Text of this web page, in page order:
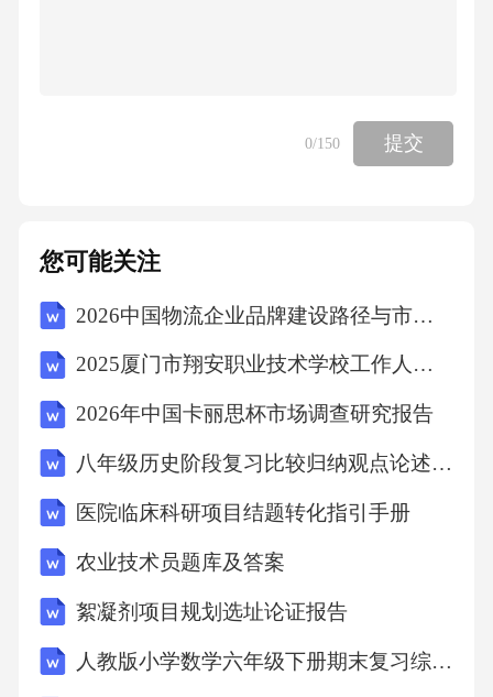
0/150 提交
您可能关注
2026中国物流企业品牌建设路径与市场营销策略报告
2025厦门市翔安职业技术学校工作人员招聘考试试题
2026年中国卡丽思杯市场调查研究报告
八年级历史阶段复习比较归纳观点论述题知识梳理卷分层达标版
医院临床科研项目结题转化指引手册
农业技术员题库及答案
絮凝剂项目规划选址论证报告
人教版小学数学六年级下册期末复习综合检测题及答案